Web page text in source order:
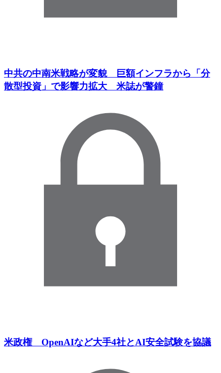
中共の中南米戦略が変貌 巨額インフラから「分
散型投資」で影響力拡大 米誌が警鐘
米政権 OpenAIなど大手4社とAI安全試験を協議